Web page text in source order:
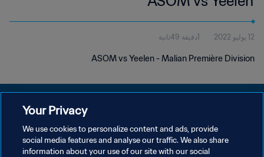
12 يوليو 2022 1دقيقة 49ثانية
ASOM vs Yeelen - Malian Première Division
سياسة الخصوصية
Your Privacy
We use cookies to personalize content and ads, provide
social media features and analyse our traffic. We also share
information about your use of our site with our social